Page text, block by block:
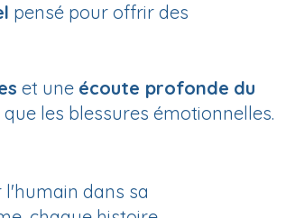
pensé pour offrir des
et une écoute profonde du
les blessures émotionnelles.
dans sa